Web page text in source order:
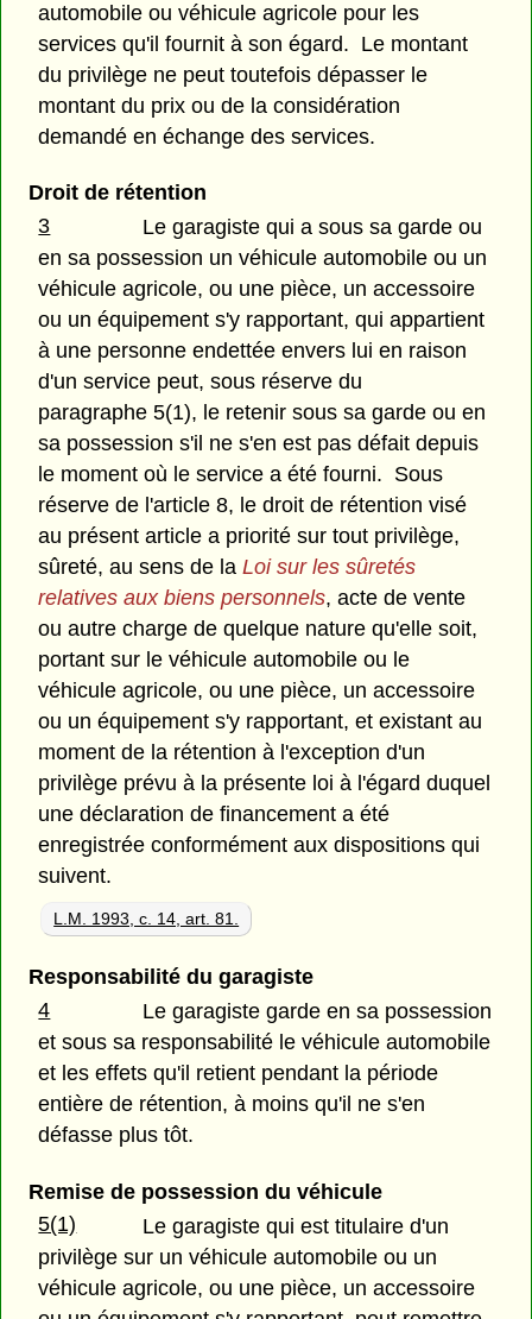
automobile ou véhicule agricole pour les
services qu'il fournit à son égard. Le montant
du privilège ne peut toutefois dépasser le
montant du prix ou de la considération
demandé en échange des services.
Droit de rétention
3
Le garagiste qui a sous sa garde ou
en sa possession un véhicule automobile ou un
véhicule agricole, ou une pièce, un accessoire
ou un équipement s'y rapportant, qui appartient
à une personne endettée envers lui en raison
d'un service peut, sous réserve du
paragraphe 5(1), le retenir sous sa garde ou en
sa possession s'il ne s'en est pas défait depuis
le moment où le service a été fourni. Sous
réserve de l'article 8, le droit de rétention visé
au présent article a priorité sur tout privilège,
sûreté, au sens de laLoi sur les sûretés
relatives aux biens personnels, acte de vente
ou autre charge de quelque nature qu'elle soit,
portant sur le véhicule automobile ou le
véhicule agricole, ou une pièce, un accessoire
ou un équipement s'y rapportant, et existant au
moment de la rétention à l'exception d'un
privilège prévu à la présente loi à l'égard duquel
une déclaration de financement a été
enregistrée conformément aux dispositions qui
suivent.
L.M. 1993, c. 14, art. 81.
Responsabilité du garagiste
4
Le garagiste garde en sa possession
et sous sa responsabilité le véhicule automobile
et les effets qu'il retient pendant la période
entière de rétention, à moins qu'il ne s'en
défasse plus tôt.
Remise de possession du véhicule
5(1)
Le garagiste qui est titulaire d'un
privilège sur un véhicule automobile ou un
véhicule agricole, ou une pièce, un accessoire